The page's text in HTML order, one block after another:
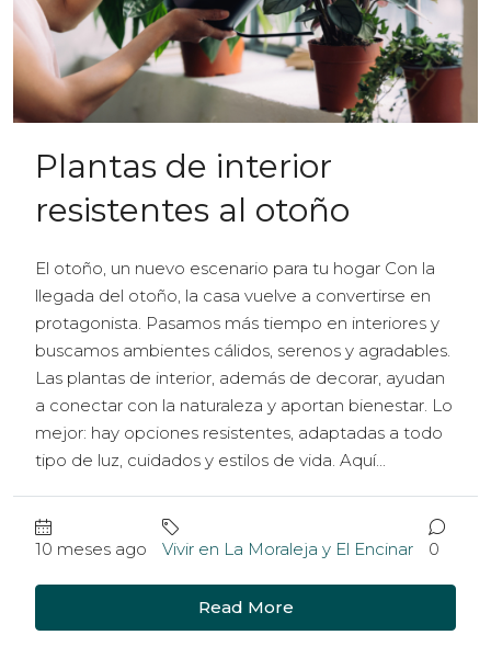
Plantas de interior
resistentes al otoño
El otoño, un nuevo escenario para tu hogar Con la
llegada del otoño, la casa vuelve a convertirse en
protagonista. Pasamos más tiempo en interiores y
buscamos ambientes cálidos, serenos y agradables.
Las plantas de interior, además de decorar, ayudan
a conectar con la naturaleza y aportan bienestar. Lo
mejor: hay opciones resistentes, adaptadas a todo
tipo de luz, cuidados y estilos de vida. Aquí...
10 meses ago Vivir en La Moraleja y El Encinar 0
Read More